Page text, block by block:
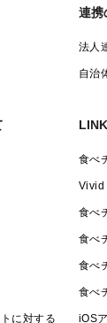
連携
法人
自治
に対する
食べ
Vivid
食べ
食べ
食べ
食べ
iOS